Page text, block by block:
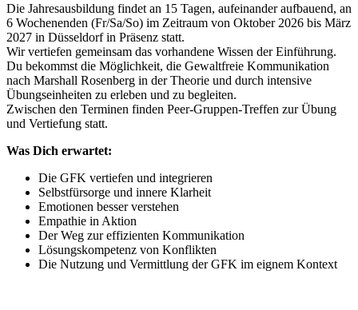
Die Jahresausbildung findet an 15 Tagen, aufeinander aufbauend, an
6 Wochenenden (Fr/Sa/So) im Zeitraum von Oktober 2026 bis März
2027 in Düsseldorf in Präsenz statt.
Wir vertiefen gemeinsam das vorhandene Wissen der Einführung.
Du bekommst die Möglichkeit, die Gewaltfreie Kommunikation
nach Marshall Rosenberg in der Theorie und durch intensive
Übungseinheiten zu erleben und zu begleiten.
Zwischen den Terminen finden Peer-Gruppen-Treffen zur Übung
und Vertiefung statt.
Was Dich erwartet:
Die GFK vertiefen und integrieren
Selbstfürsorge und innere Klarheit
Emotionen besser verstehen
Empathie in Aktion
Der Weg zur effizienten Kommunikation
Lösungskompetenz von Konflikten
Die Nutzung und Vermittlung der GFK im eignem Kontext